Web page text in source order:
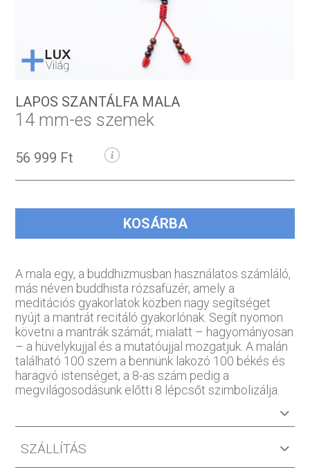
LAPOS SZANTÁLFA MALA
14 mm-es szemek
56 999 Ft
KOSÁRBA
A mala egy, a buddhizmusban használatos számláló,
más néven buddhista rózsafüzér, amely a
meditációs gyakorlatok közben nagy segítséget
nyújt a mantrát recitáló gyakorlónak. Segít nyomon
követni a mantrák számát, mialatt – hagyományosan
– a hüvelykujjal és a mutatóujjal mozgatjuk. A malán
található 100 szem a bennünk lakozó 100 békés és
haragvó istenséget, a 8-as szám pedig a
megvilágosodásunk előtti 8 lépcsőt szimbolizálja.
SZÁLLÍTÁS